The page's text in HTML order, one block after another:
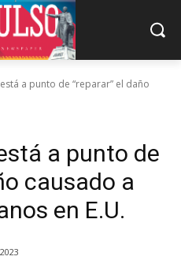
a punto de “reparar” el daño
a punto de
causado a
en E.U.